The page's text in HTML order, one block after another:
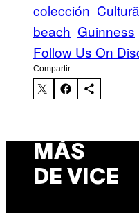
colección Cultură
beach Guinness
Follow Us On
Compartir:
MÁS
DE VICE